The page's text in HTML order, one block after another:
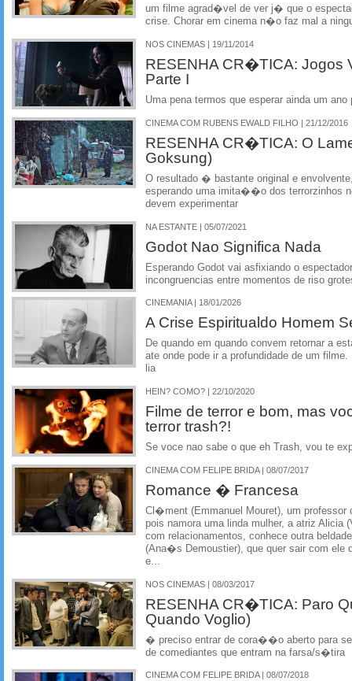
um filme agrad�vel de ver j� que o
crise. Chorar em cinema n�o faz mal a
NOS CINEMAS | 19/11/2014
RESENHA CR�TICA: Jogos
Parte I
Uma pena termos que esperar ainda um
CINEMA COM RUBENS EWALD FILHO | 21/12/2016
RESENHA CR�TICA: O
Goksung)
O resultado � bastante original e
esperando uma imita��o dos terrorzinhos
devem experimentar
NA ESTANTE | 05/07/2021
Godot Nao Significa Nada
Esperando Godot vai asfixiando o
incongruencias entre momentos de riso
CINEMANIA | 18/01/2026
A Crise Espiritualdo Homem
De quando em quando convem retornar a
ate onde pode ir a profundidade de um
lia
HEIN? COMO? | 22/10/2020
Filme de terror e bom, mas
terror trash?!
Se voce nao sabe o que eh Trash, vou te
CINEMA COM FELIPE BRIDA | 08/07/2017
Romance � Francesa
Cl�ment (Emmanuel Mouret), um
pois namora uma linda mulher, a atriz Alicia
com relacionamentos, conhece outra
(Ana�s Demoustier), que quer sair com ele
e...
NOS CINEMAS | 08/03/2017
RESENHA CR�TICA: Paro
Quando Voglio)
� preciso entrar de cora��o aberto para
de comediantes que entram na farsa/s�tira
CINEMA COM FELIPE BRIDA | 08/07/2018